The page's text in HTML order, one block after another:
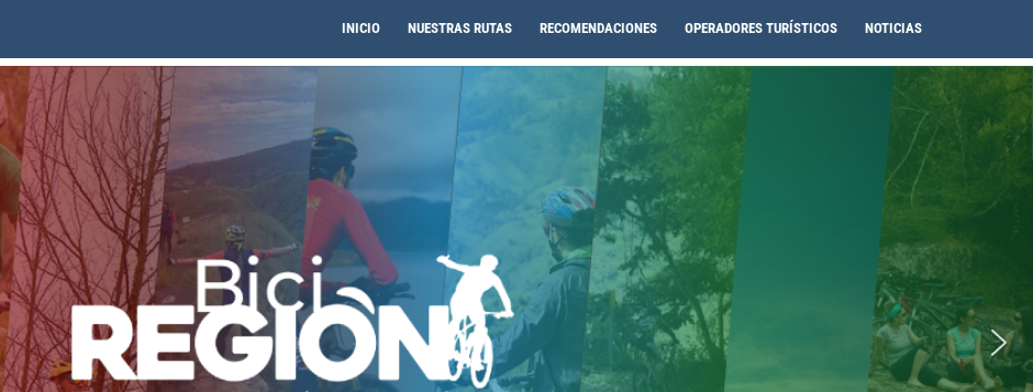
INICIO NUESTRAS RUTAS RECOMENDACIONES OPERADORES TURÍSTICOS NOTICIAS